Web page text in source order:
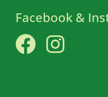
Facebook &